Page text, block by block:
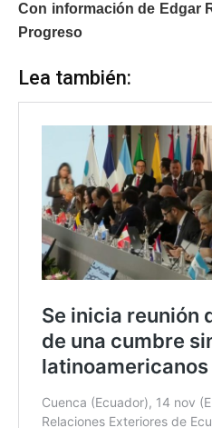
Con información de Edgar
Progreso
Lea también: